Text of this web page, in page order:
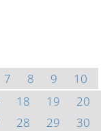
7 8 9
10
18 19
20
28 29
30